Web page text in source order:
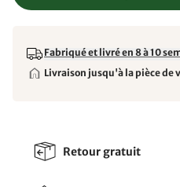
Fabriqué et livré en 8 à 10
Livraison jusqu'à la pièce de
Retour gratuit